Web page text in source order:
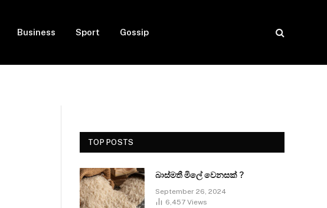
Business Sport Gossip
TOP POSTS
බාස්මතී මිලේ වෙනසක් ?
September 26, 2024
6,457 Views